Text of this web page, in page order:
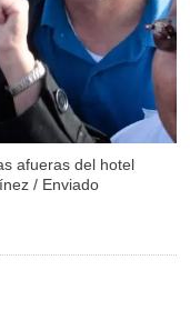
afueras del hotel
/ Enviado